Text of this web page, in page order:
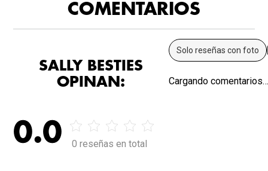
COMENTARIOS
SALLY BESTIES
OPINAN:
0.0 0 reseñas en total
Solo reseñas con foto
Cargando